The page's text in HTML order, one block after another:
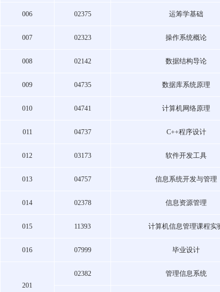
006 02375 运筹学基础
007 02323 操作系统概论
008 02142 数据结构导论
009 04735 数据库系统原理
010 04741 计算机网络原理
011 04737 C++程序设计
012 03173 软件开发工具
013 04757 信息系统开发与管理
014 02378 信息资源管理
015 11393 计算机信息管理课程实
016 07999 毕业设计
201
02382 管理信息系统